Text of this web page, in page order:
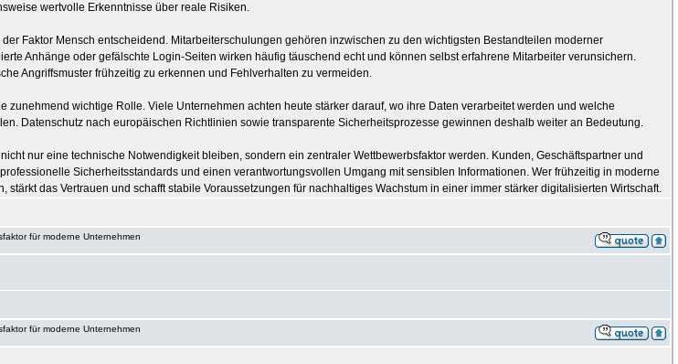
wertvolle Erkenntnisse über reale Risiken.
Faktor Mensch entscheidend. Mitarbeiterschulungen gehören inzwischen zu den wichtigsten Bestandteilen moderner
Anhänge oder gefälschte Login-Seiten wirken häufig täuschend echt und können selbst erfahrene Mitarbeiter verunsichern.
Angriffsmuster frühzeitig zu erkennen und Fehlverhalten zu vermeiden.
zunehmend wichtige Rolle. Viele Unternehmen achten heute stärker darauf, wo ihre Daten verarbeitet werden und welche
Datenschutz nach europäischen Richtlinien sowie transparente Sicherheitsprozesse gewinnen deshalb weiter an Bedeutung.
nur eine technische Notwendigkeit bleiben, sondern ein zentraler Wettbewerbsfaktor werden. Kunden, Geschäftspartner und
Sicherheitsstandards und einen verantwortungsvollen Umgang mit sensiblen Informationen. Wer frühzeitig in moderne
stärkt das Vertrauen und schafft stabile Voraussetzungen für nachhaltiges Wachstum in einer immer stärker digitalisierten Wirtschaft.
für moderne Unternehmen
für moderne Unternehmen